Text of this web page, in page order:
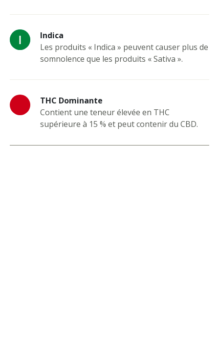
Indica
Les produits « Indica » peuvent causer plus de
somnolence que les produits « Sativa ».
THC Dominante
Contient une teneur élevée en THC
supérieure à 15 % et peut contenir du CBD.